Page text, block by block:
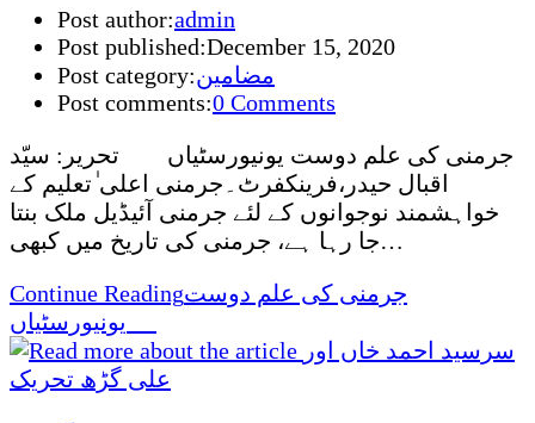
Post author:admin
Post published:December 15, 2020
Post category:مضامین
Post comments:0 Comments
جرمنی کی علم دوست یونیورسٹیاں تحریر: سیّد
اقبال حیدر،فرینکفرٹ۔جرمنی اعلی ٰتعلیم کے
خواہشمند نوجوانوں کے لئے جرمنی آئیڈیل ملک بنتا
جا رہا ہے، جرمنی کی تاریخ میں کبھی…
Continue Readingجرمنی کی علم دوست